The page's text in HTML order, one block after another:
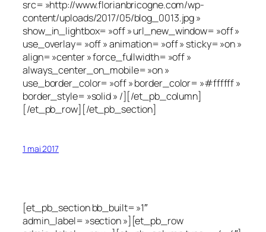
src= »http://www.florianbricogne.com/wp-
content/uploads/2017/05/blog_0013.jpg »
show_in_lightbox= »off » url_new_window= »off »
use_overlay= »off » animation= »off » sticky= »on »
align= »center » force_fullwidth= »off »
always_center_on_mobile= »on »
use_border_color= »off » border_color= »#ffffff »
border_style= »solid » /][/et_pb_column]
[/et_pb_row][/et_pb_section]
1 mai 2017
[et_pb_section bb_built= »1″
admin_label= »section »][et_pb_row